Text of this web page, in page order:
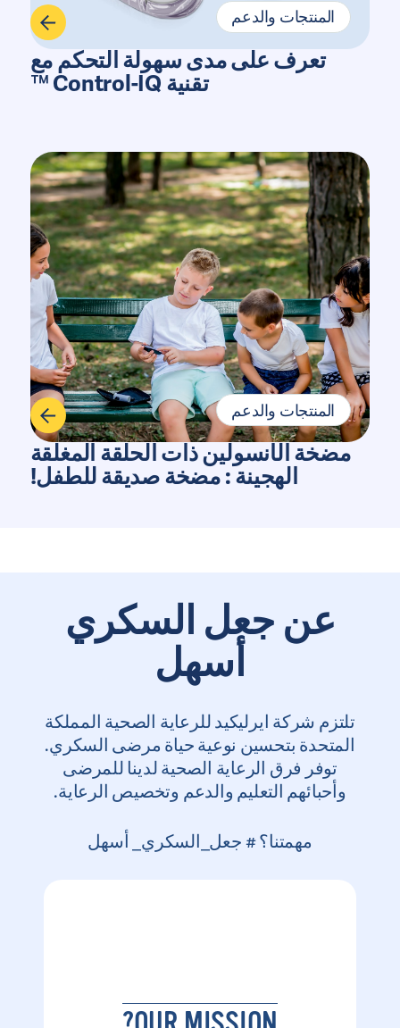
المنتجات والدعم
تعرف على مدى سهولة التحكم مع
تقنية Control-IQ ™
المنتجات والدعم
مضخة الأنسولين ذات الحلقة المغلقة
الهجينة : مضخة صديقة للطفل!
عن جعل السكري
أسهل
تلتزم شركة ايرليكيد للرعاية الصحية المملكة
المتحدة بتحسين نوعية حياة مرضى السكري.
توفر فرق الرعاية الصحية لدينا للمرضى
وأحبائهم التعليم والدعم وتخصيص الرعاية.
مهمتنا؟ # جعل_السكري_ أسهل